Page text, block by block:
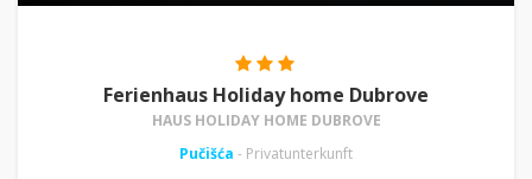
Ferienhaus Holiday home Dubrove
HAUS HOLIDAY HOME DUBROVE
Pučišća - Privatunterkunft